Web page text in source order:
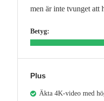
men är inte tvunget att
Betyg:
Plus
Äkta 4K‑video med